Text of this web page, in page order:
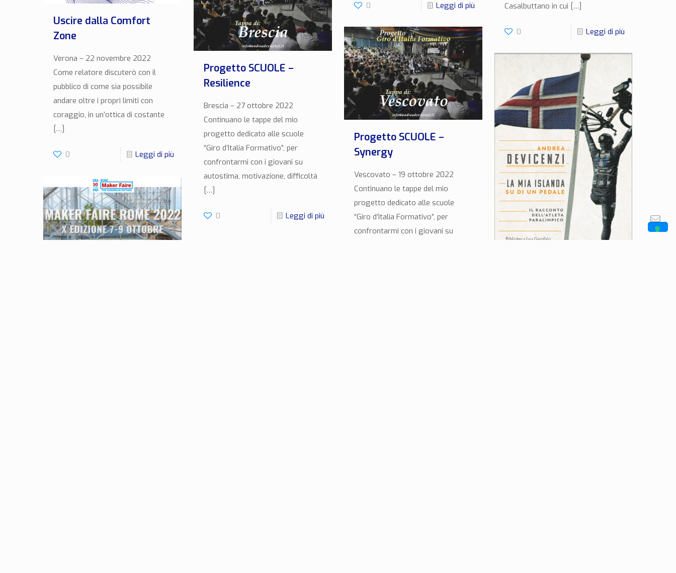
0 Leggi di più
Casalbuttano in cui […]
0 Leggi di più
Uscire dalla Comfort
Zone
Verona – 22 novembre 2022
Come relatore discuterò con il
pubblico di come sia possibile
andare oltre i propri limiti con
coraggio, in un’ottica di costante
[…]
0 Leggi di più
Progetto SCUOLE –
Resilience
Brescia – 27 ottobre 2022
Continuano le tappe del mio
progetto dedicato alle scuole
“Giro d’Italia Formativo”, per
confrontarmi con i giovani su
autostima, motivazione, difficoltà
[…]
0 Leggi di più
Progetto SCUOLE –
Synergy
Vescovato – 19 ottobre 2022
Continuano le tappe del mio
progetto dedicato alle scuole
“Giro d’Italia Formativo”, per
confrontarmi con i giovani su